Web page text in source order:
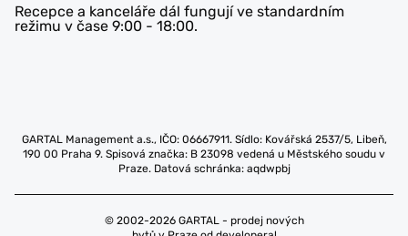
Recepce a kanceláře dál fungují ve standardním
režimu v čase 9:00 - 18:00.
GARTAL Management a.s., IČO: 06667911. Sídlo: Kovářská 2537/5, Libeň,
190 00 Praha 9. Spisová značka: B 23098 vedená u Městského soudu v
Praze. Datová schránka: aqdwpbj
© 2002-2026 GARTAL - prodej nových